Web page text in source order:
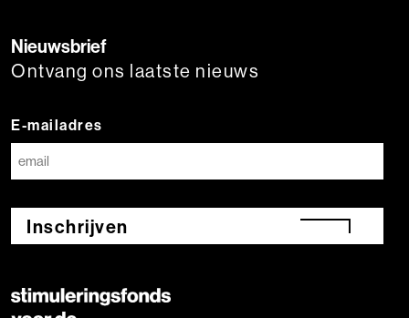
Nieuwsbrief
Ontvang ons laatste nieuws
E-mailadres
Inschrijven